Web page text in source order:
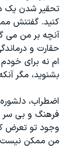
تحقیر شدن یک
کنید. گفتنش
آنچه بر من می
حقارت و
ام نه برای
بشنوید، مگر
اضطراب،
فرهنگ و بی سر
وجود تو تعرض
من ممکن